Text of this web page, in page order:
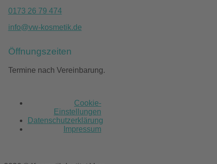
0173 26 79 474
info@vw-kosmetik.de
Öffnungszeiten
Termine nach Vereinbarung.
Cookie-
Einstellungen
Datenschutzerklärung
Impressum